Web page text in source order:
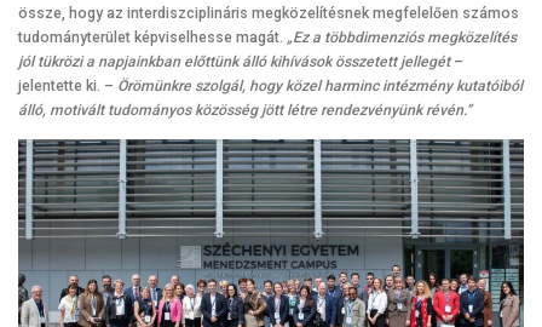
össze, hogy az interdiszciplináris megközelítésnek megfelelően számos
tudományterület képviselhesse magát. „Ez a többdimenziós megközelítés
jól tükrözi a napjainkban előttünk álló kihívások összetett jellegét–
jelentette ki. – Örömünkre szolgál, hogy közel harminc intézmény kutatóiból
álló, motivált tudományos közösség jött létre rendezvényünk révén.”